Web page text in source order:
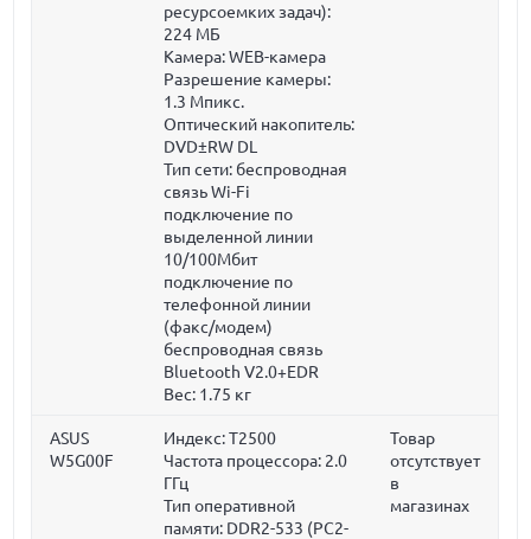
ресурсоемких задач):
224 МБ
Камера: WEB-камера
Разрешение камеры:
1.3 Мпикс.
Оптический накопитель:
DVD±RW DL
Тип сети: беспроводная
связь Wi-Fi
подключение по
выделенной линии
10/100Мбит
подключение по
телефонной линии
(факс/модем)
беспроводная связь
Bluetooth V2.0+EDR
Вес: 1.75 кг
ASUS
W5G00F
Индекс: T2500
Частота процессора: 2.0
ГГц
Тип оперативной
памяти: DDR2-533 (PC2-
Товар
отсутствует
в
магазинах